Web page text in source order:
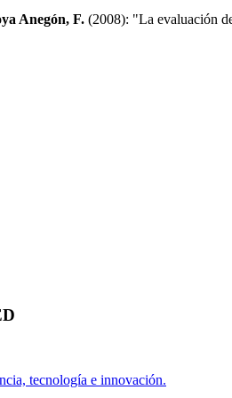
Anegón, F. (2008): "La evaluación
tecnología e innovación.